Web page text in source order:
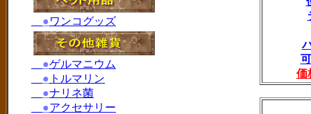
価
●ワンコグッズ
●ゲルマニウム
● トルマリン
●ナリネ菌
●アクセサリー